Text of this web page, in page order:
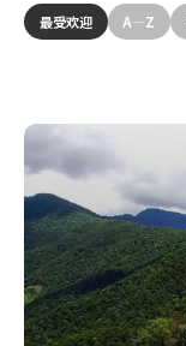
最受欢迎 A—Z